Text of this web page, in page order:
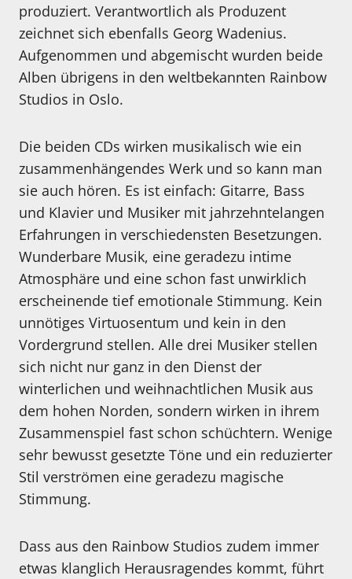
produziert. Verantwortlich als Produzent
zeichnet sich ebenfalls Georg Wadenius.
Aufgenommen und abgemischt wurden beide
Alben übrigens in den weltbekannten Rainbow
Studios in Oslo.
Die beiden CDs wirken musikalisch wie ein
zusammenhängendes Werk und so kann man
sie auch hören. Es ist einfach: Gitarre, Bass
und Klavier und Musiker mit jahrzehntelangen
Erfahrungen in verschiedensten Besetzungen.
Wunderbare Musik, eine geradezu intime
Atmosphäre und eine schon fast unwirklich
erscheinende tief emotionale Stimmung. Kein
unnötiges Virtuosentum und kein in den
Vordergrund stellen. Alle drei Musiker stellen
sich nicht nur ganz in den Dienst der
winterlichen und weihnachtlichen Musik aus
dem hohen Norden, sondern wirken in ihrem
Zusammenspiel fast schon schüchtern. Wenige
sehr bewusst gesetzte Töne und ein reduzierter
Stil verströmen eine geradezu magische
Stimmung.
Dass aus den Rainbow Studios zudem immer
etwas klanglich Herausragendes kommt, führt